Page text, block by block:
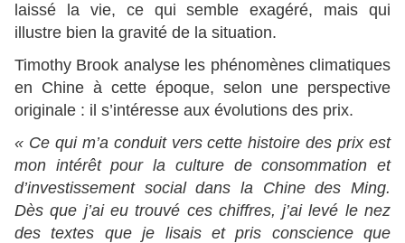
laissé la vie, ce qui semble exagéré, mais qui
illustre bien la gravité de la situation.
Timothy Brook analyse les phénomènes climatiques
en Chine à cette époque, selon une perspective
originale : il s’intéresse aux évolutions des prix.
« Ce qui m’a conduit vers cette histoire des prix est
mon intérêt pour la culture de consommation et
d’investissement social dans la Chine des Ming.
Dès que j’ai eu trouvé ces chiffres, j’ai levé le nez
des textes que je lisais et pris conscience que